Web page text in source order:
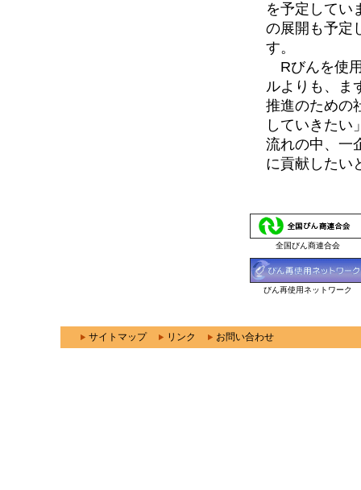
を予定してい
の展開も予定
す。
Rびんを使
ルよりも、ま
推進のための
していきたい
流れの中、一
に貢献したい
全国びん商連合会
びん再使用ネットワーク
サイトマップ リンク お問い合わせ